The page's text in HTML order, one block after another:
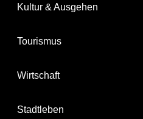
Kultur & Ausgehen
Tourismus
Wirtschaft
Stadtleben